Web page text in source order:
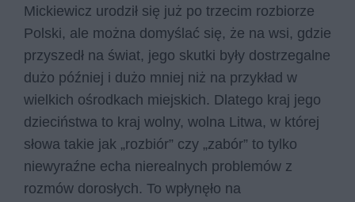
Mickiewicz urodził się już po trzecim rozbiorze
Polski, ale można domyślać się, że na wsi, gdzie
przyszedł na świat, jego skutki były dostrzegalne
dużo później i dużo mniej niż na przykład w
wielkich ośrodkach miejskich. Dlatego kraj jego
dzieciństwa to kraj wolny, wolna Litwa, w której
słowa takie jak „rozbiór” czy „zabór” to tylko
niewyraźne echa nierealnych problemów z
rozmów dorosłych. To wpłynęło na